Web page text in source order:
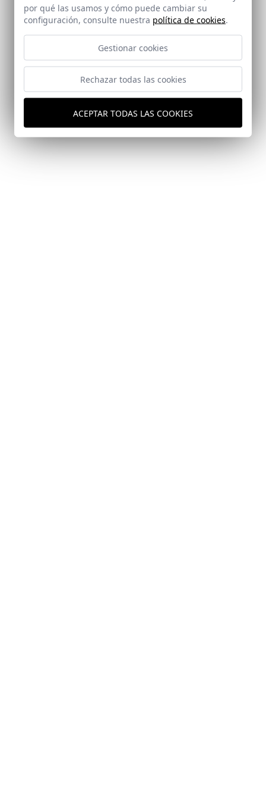
por qué las usamos y cómo puede cambiar su
configuración, consulte nuestra política de cookies.
Gestionar cookies
Rechazar todas las cookies
ACEPTAR TODAS LAS COOKIES